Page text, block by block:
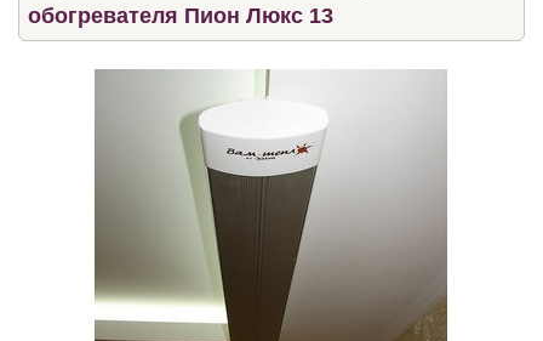
обогревателя Пион Люкс 13